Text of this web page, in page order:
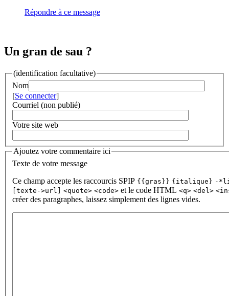
Répondre à ce message
Un gran de sau ?
(identification facultative)
Nom
[Se connecter]
Courriel (non publié)
Votre site web
Ajoutez votre commentaire ici
Texte de votre message
Ce champ accepte les raccourcis SPIP {{gras}} {italique} -
[texte->url]
<quote> <code> et le code HTML <q> <del>
créer des paragraphes, laissez simplement des lignes vides.